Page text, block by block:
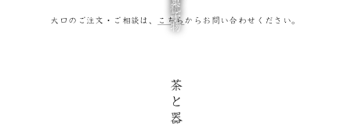
大口のご注文・ご相談は、 こちら からお問い合わせください。
茶と器